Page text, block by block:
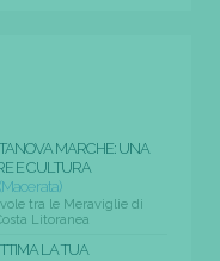
MARCHE: UNA
E CULTURA
tra le Meraviglie di
Litoranea
LA TUA